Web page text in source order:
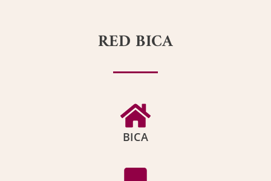
RED BICA
BICA